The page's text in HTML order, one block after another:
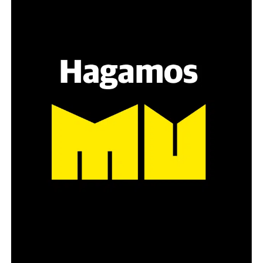
es a través del interrogante, que puedan encarnar la
pregunta», comparte Gonzalo, de 41 años.